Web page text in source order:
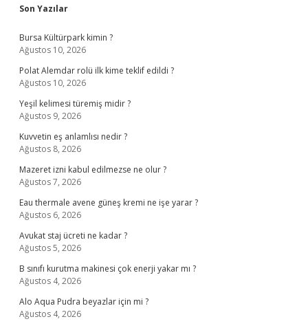
Sidebar
Son Yazılar
Bursa Kültürpark kimin ?
Ağustos 10, 2026
Polat Alemdar rolü ilk kime teklif edildi ?
Ağustos 10, 2026
Yeşil kelimesi türemiş midir ?
Ağustos 9, 2026
Kuvvetin eş anlamlısı nedir ?
Ağustos 8, 2026
Mazeret izni kabul edilmezse ne olur ?
Ağustos 7, 2026
Eau thermale avene güneş kremi ne işe yarar ?
Ağustos 6, 2026
Avukat staj ücreti ne kadar ?
Ağustos 5, 2026
B sınıfı kurutma makinesi çok enerji yakar mı ?
Ağustos 4, 2026
Alo Aqua Pudra beyazlar için mi ?
Ağustos 4, 2026